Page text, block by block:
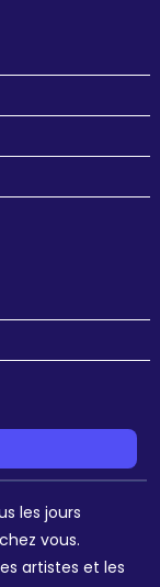
les jours
vous.
artistes et les